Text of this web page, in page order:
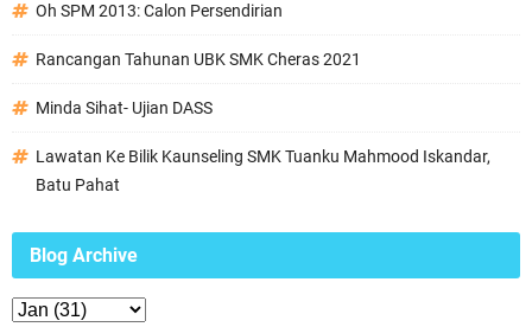
Oh SPM 2013: Calon Persendirian
Rancangan Tahunan UBK SMK Cheras 2021
Minda Sihat- Ujian DASS
Lawatan Ke Bilik Kaunseling SMK Tuanku Mahmood Iskandar,
Batu Pahat
Blog Archive